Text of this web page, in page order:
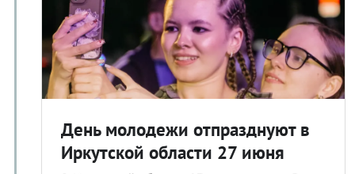
День молодежи отпразднуют в
Иркутской области 27 июня